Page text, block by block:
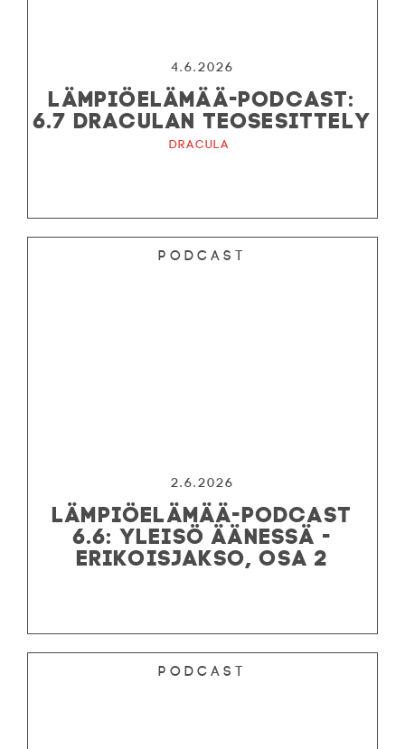
4.6.2026
LÄMPIÖELÄMÄÄ-PODCAST:
6.7 DRACULAN TEOSESITTELY
Dracula
Podcast
2.6.2026
LÄMPIÖELÄMÄÄ-PODCAST
6.6: YLEISÖ ÄÄNESSÄ -
ERIKOISJAKSO, OSA 2
Podcast